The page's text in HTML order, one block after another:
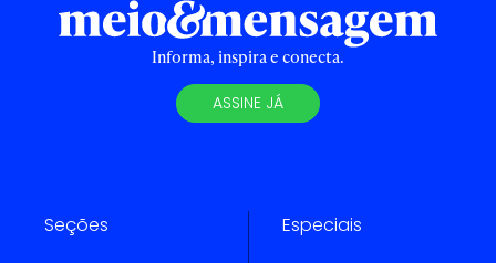
Informa, inspira e conecta.
ASSINE JÁ
Seções Especiais